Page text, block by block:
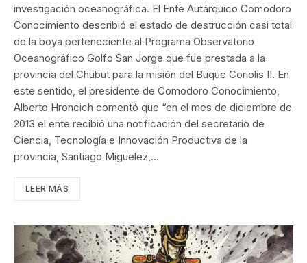
investigación oceanográfica. El Ente Autárquico Comodoro
Conocimiento describió el estado de destrucción casi total
de la boya perteneciente al Programa Observatorio
Oceanográfico Golfo San Jorge que fue prestada a la
provincia del Chubut para la misión del Buque Coriolis II. En
este sentido, el presidente de Comodoro Conocimiento,
Alberto Hroncich comentó que “en el mes de diciembre de
2013 el ente recibió una notificación del secretario de
Ciencia, Tecnología e Innovación Productiva de la
provincia, Santiago Miguelez,…
LEER MÁS